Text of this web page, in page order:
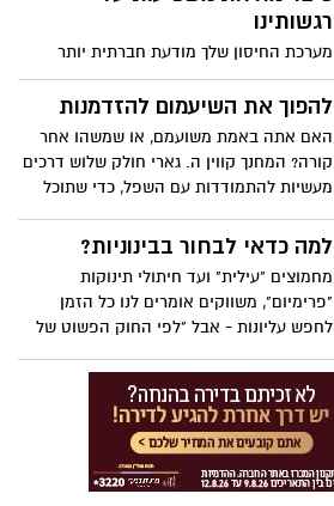
משפה אחת שומרת על המוח שלך בריא,
קריין של פן-פן חן)
רגשותינו
מערכת החיסון שלך מודעת חברתית יותר
ממה שאתה חושב, אומר מדען המוח החברתי
ופרופסור לפסיכולוגיה קילי מוסקטל. היא
חוקרת את הקשר בין מצב הרוח שלך לבין
המערכת הדלקתית שלך, והיא מציעה סיבה
אבולוציונית מדוע חולי עלול לגרום לך להרגיש
להפוך את השיעמום להזדמנות
האם אתה באמת משועמם, או שמשהו אחר
קורה? המחנך קווין ה. גארי חולק שלוש דרכים
מעשיות להתמודדות עם השפל, כדי שתוכל
רגשות לסמוך ולמנות את הבעיה האמיתית.
למה כדאי לבחור בבינוניות?
מחמוצים "עילית" ועד חיתולי תינוקות
"פרימיום", משווקים אומרים לנו כל הזמן
לחפש עליונות - אבל "לפי החוק הפשוט של
יותר", אומר סוציו-בלשנית קריספין ת'רו. הוא
מזמין אותנו לאמץ את הבינוניות לשם שינוי,
ומציע דרך אחרת לסיפוק ללא השוואה.